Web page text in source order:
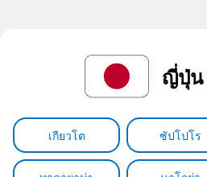
ญี่ปุ่น
เกียวโต ซัปโปโร